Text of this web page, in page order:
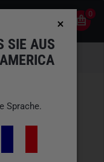
0
SIE AUS
Sprache.